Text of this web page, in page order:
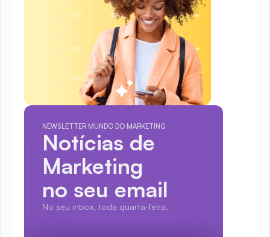
NEWSLETTER MUNDO DO MARKETING
Notícias de
Marketing
no seu email
No seu inbox, toda quarta-feira.